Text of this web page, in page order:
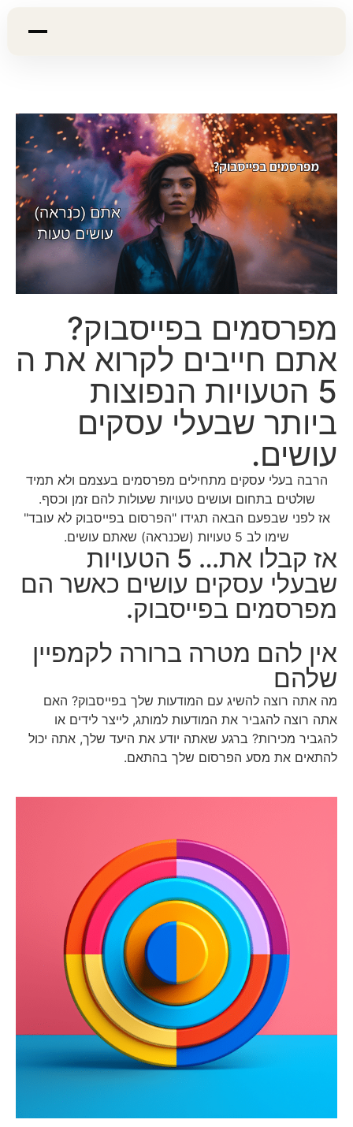
מפרסמים בפייסבוק?
אתם חייבים לקרוא את ה
5 הטעויות הנפוצות
ביותר שבעלי עסקים
עושים.
הרבה בעלי עסקים מתחילים מפרסמים בעצמם ולא תמיד
שולטים בתחום ועושים טעויות שעולות להם זמן וכסף.
אז לפני שבפעם הבאה תגידו "הפרסום בפייסבוק לא עובד"
שימו לב 5 טעויות (שכנראה) שאתם עושים.
אז קבלו את… 5 הטעויות
שבעלי עסקים עושים כאשר הם
מפרסמים בפייסבוק.
אין להם מטרה ברורה לקמפיין
שלהם
מה אתה רוצה להשיג עם המודעות שלך בפייסבוק? האם
אתה רוצה להגביר את המודעות למותג, לייצר לידים או
להגביר מכירות? ברגע שאתה יודע את היעד שלך, אתה יכול
להתאים את מסע הפרסום שלך בהתאם.